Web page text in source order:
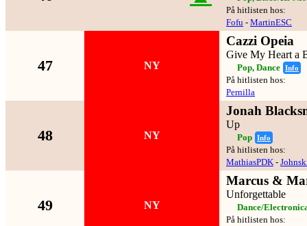
På hitlisten hos:
Fofu - MartinESC
47 NY
Cazzi Opeia
Give My Heart a
Pop, Dance Info
På hitlisten hos:
Pernilla
48 NY
Jonah
Up
Pop Info
På hitlisten hos:
MathiasPDK -
49 NY
Marcus &
Unforgettable
Dance/
På hitlisten hos: